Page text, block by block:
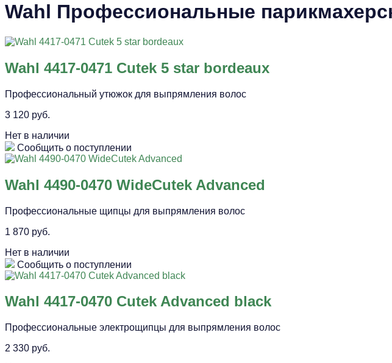
Wahl Профессиональные
Wahl 4417-0471 Cutek 5 star bordeaux
Профессиональный утюжок для выпрямления волос
3 120 руб.
Нет в наличии
Сообщить о поступлении
Wahl 4490-0470 WideCutek Advanced
Профессиональные щипцы для выпрямления волос
1 870 руб.
Нет в наличии
Сообщить о поступлении
Wahl 4417-0470 Cutek Advanced black
Профессиональные электрощипцы для выпрямления волос
2 330 руб.